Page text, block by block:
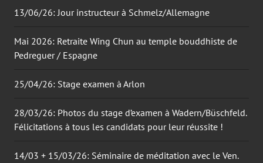
13/06/26: Jour instructeur à Schmelz/Allemagne
Mai 2026: Retraite Wing Chun au temple bouddhiste de
Pedreguer / Espagne
25/04/26: Stage examen à Arlon
28/03/26: Photos du stage d’examen à Wadern/Büschfeld.
Félicitations à tous les candidats pour leur réussite !
14/03 + 15/03/26: Séminaire de méditation avec le Ven.